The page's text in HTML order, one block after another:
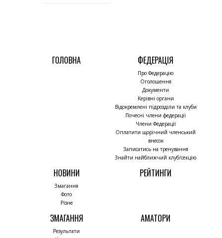
ГОЛОВНА ФЕДЕРАЦІЯ
Про Федерацію
Оголошення
Документи
Керівні органи
Відокремлені підрозділи та клуби
Почесні члени федерації
Члени Федерації
Оплатити щорічний членський
внесок
Записатись на тренування
Знайти найближчий клуб/секцію
НОВИНИ
Змагання
Фото
Різне
РЕЙТИНГИ
ЗМАГАННЯ
Результати
АМАТОРИ